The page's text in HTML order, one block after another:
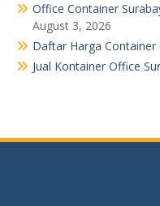
Office Container
August 3, 2026
Daftar Harga Container
Jual Kontainer Office